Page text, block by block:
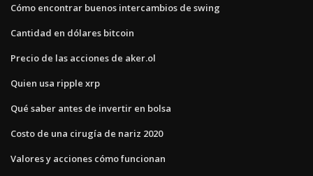
Cómo encontrar buenos intercambios de swing
Cantidad en dólares bitcoin
Precio de las acciones de aker.ol
Quien usa ripple xrp
Qué saber antes de invertir en bolsa
Costo de una cirugía de nariz 2020
Valores y acciones cómo funcionan